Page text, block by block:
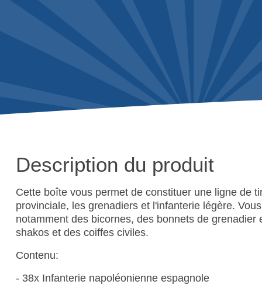
Description du produit
Cette boîte vous permet de constituer une ligne de
provinciale, les grenadiers et l'infanterie légère.
notamment des bicornes, des bonnets de
shakos et des coiffes civiles.
Contenu:
- 38x Infanterie napoléonienne espagnole